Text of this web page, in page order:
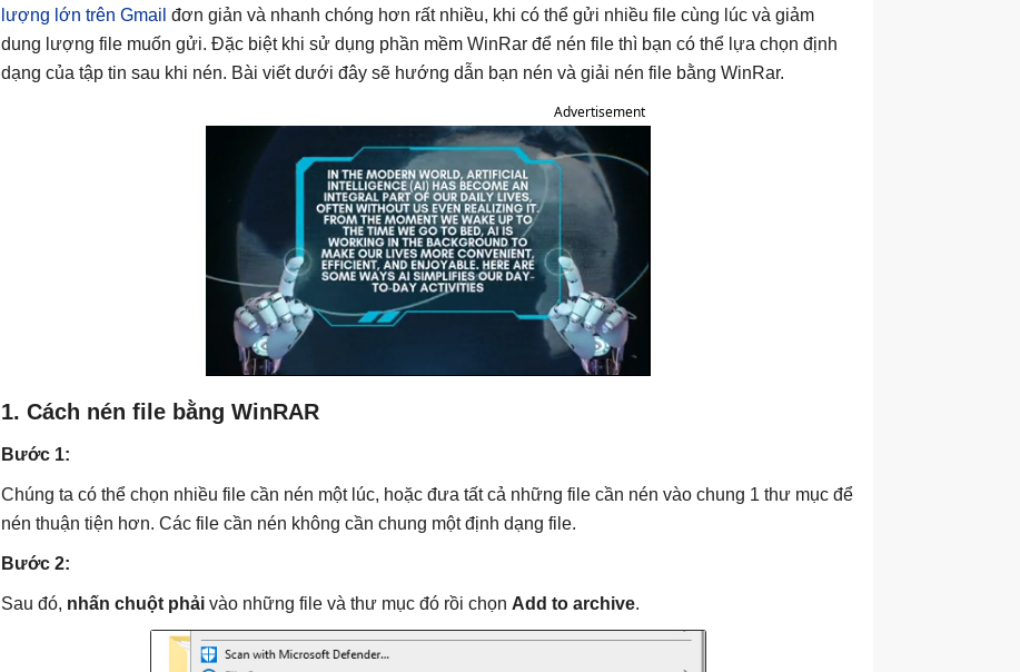
lượng lớn trên Gmail đơn giản và nhanh chóng hơn rất nhiều, khi có thể gửi nhiều file cùng lúc và giảm
dung lượng file muốn gửi. Đặc biệt khi sử dụng phần mềm WinRar để nén file thì bạn có thể lựa chọn định
dạng của tập tin sau khi nén. Bài viết dưới đây sẽ hướng dẫn bạn nén và giải nén file bằng WinRar.
Advertisement
1. Cách nén file bằng WinRAR
Bước 1:
Chúng ta có thể chọn nhiều file cần nén một lúc, hoặc đưa tất cả những file cần nén vào chung 1 thư mục để
nén thuận tiện hơn. Các file cần nén không cần chung một định dạng file.
Bước 2:
Sau đó, nhấn chuột phải vào những file và thư mục đó rồi chọn Add to archive.